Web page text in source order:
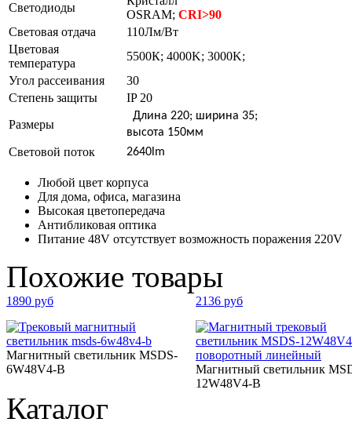
Светодиоды
OSRAM; CRI>90
Световая отдача
110Лм/Вт
Цветовая
температура
5500К; 4000K; 3000K;
Угол рассеивания
30
Степень защиты
IP 20
Размеры
Длина 220; ширина 35;
высота 150мм
Световой поток 2640lm
Любой цвет корпуса
Для дома, офиса, магазина
Высокая цветопередача
Антибликовая оптика
Питание 48V отсутствует возможность поражения 220V
Похожие товары
1890 руб
Магнитный светильник MSDS-
6W48V4-B
2136 руб
Магнитный светильник
12W48V4-B
Каталог